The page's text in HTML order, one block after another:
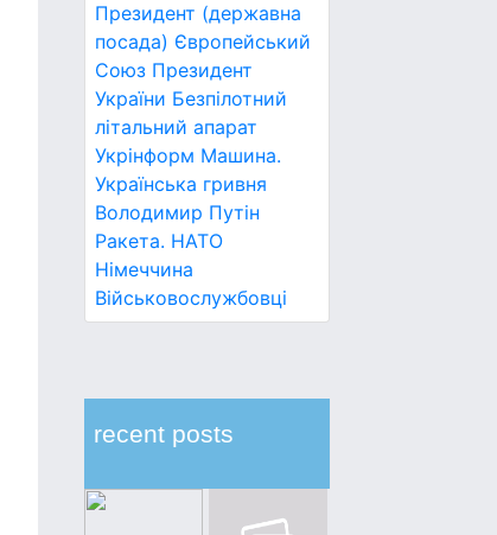
Президент (державна
посада) Європейський
Союз Президент
України Безпілотний
літальний апарат
Укрінформ Машина.
Українська гривня
Володимир Путін
Ракета. НАТО
Німеччина
Військовослужбовці
recent posts